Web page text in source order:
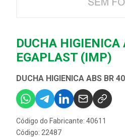
DUCHA HIGIENICA
EGAPLAST (IMP)
DUCHA HIGIENICA ABS BR
Código do Fabricante: 40611
Código: 22487